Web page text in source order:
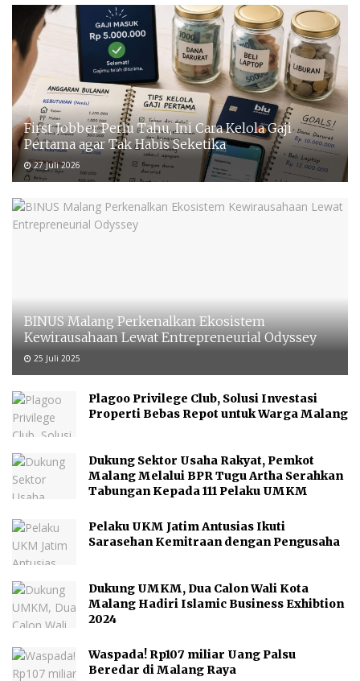
First Jobber Perlu Tahu, Ini Cara Kelola Gaji
Pertama agar Tak Habis Seketika
27 Juli 2026
BINUS Malang Perkenalkan Ekosistem
Kewirausahaan Lewat Entrepreneurial Odyssey
25 Juli 2025
Plagoo Privilege Club, Solusi Investasi
Properti Bebas Repot untuk Warga Malang
Dukung Sektor Usaha Rakyat, Pemkot
Malang Melalui BPR Tugu Artha Serahkan
Tabungan Kepada 111 Pelaku UMKM
Pelaku UKM Jatim Antusias Ikuti
Sarasehan Kemitraan dengan Pengusaha
Dukung UMKM, Dua Calon Wali Kota
Malang Hadiri Islamic Business Exhibtion
2024
Waspada! Rp107 miliar Uang Palsu
Beredar di Malang Raya